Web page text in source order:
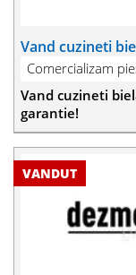
Vand cuzineti
Comercializam
Vand cuzineti
garantie!